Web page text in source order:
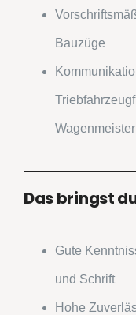
Bauzüge
Das bringst
Gute
und Schrift
Hohe